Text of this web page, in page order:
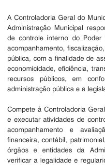
A Controladoria Geral do
Administração Municipal
de controle interno do Poder
acompanhamento,
pública, com a finalidade de
economicidade, eficiência,
recursos públicos, em
administração pública e a
Compete à Controladoria
e executar atividades de
acompanhamento e
financeira, contábil,
órgãos e entidades da
verificar a legalidade e